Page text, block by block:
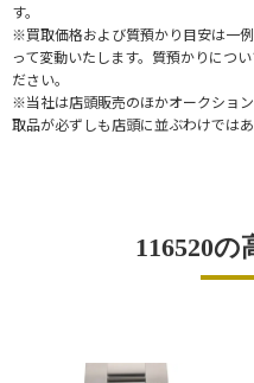
す。
※買取価格および質預かり目安は一
って変動いたします。質預かりにつ
ださい。
※当社は店頭販売のほかオークショ
取品が必ずしも店頭に並ぶわけではあ
116520の